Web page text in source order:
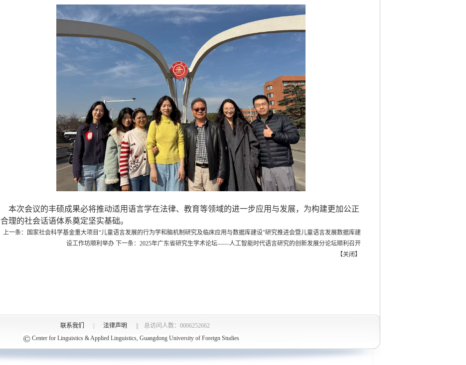
本次会议的丰硕成果必将推动适用语言学在法律、教育等领域的进一步应用与发展，为构建更加公正
合理的社会话语体系奠定坚实基础。
上一条：
国家社会科学基金重大项目“儿童语言发展的行为学和脑机制研究及临床应用与数据库建设”研究推进会暨儿童语言发展数据库建
设工作坊顺利举办 下一条： 2025年广东省研究生学术论坛——人工智能时代语言研究的创新发展分论坛顺利召开
【关闭】
联系我们 法律声明 || 总访问人数： 0006252662
© Center for Linguistics & Applied Linguistics, Guangdong University of Foreign Studies